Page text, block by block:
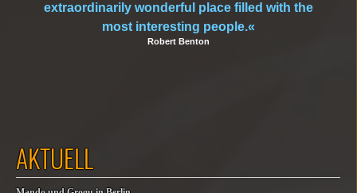
extraordinarily wonderful place filled with the
most interesting people.«
Robert Benton
AKTUELL